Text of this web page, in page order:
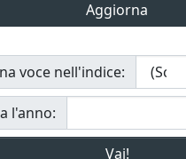
voce nell'indice:
l'anno: